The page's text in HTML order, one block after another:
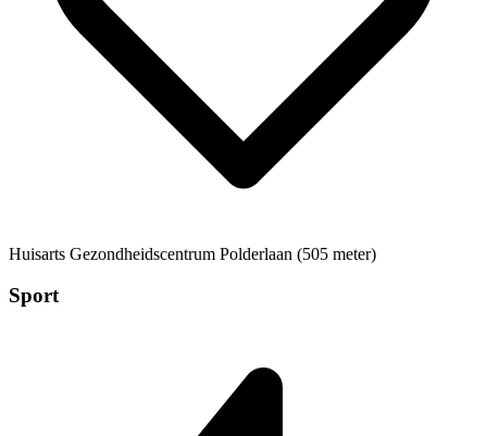
Huisarts Gezondheidscentrum Polderlaan (505 meter)
Sport